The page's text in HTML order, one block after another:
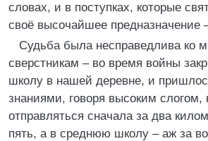
словах, и в поступках, которые
своё высочайшее предназначение
Судьба была несправедлива ко
сверстникам – во время войны
школу в нашей деревне, и
знаниями, говоря высоким слогом,
отправляться сначала за два
пять, а в среднюю школу – аж за